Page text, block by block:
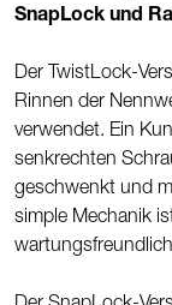
SnapLock und
Der TwistLock-
Rinnen der
verwendet. Ein
senkrechten
geschwenkt und
simple Mechanik